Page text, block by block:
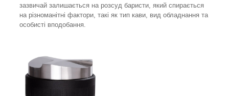
зазвичай залишається на розсуд баристи, який спирається
на різноманітні фактори, такі як тип кави, вид обладнання та
особисті вподобання.